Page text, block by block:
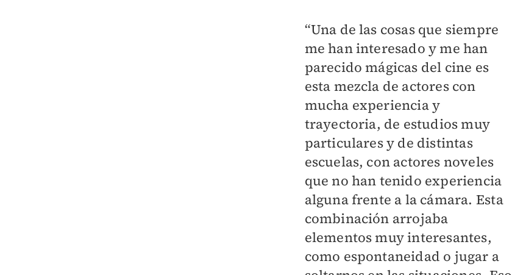
“Una de las cosas que siempre
me han interesado y me han
parecido mágicas del cine es
esta mezcla de actores con
mucha experiencia y
trayectoria, de estudios muy
particulares y de distintas
escuelas, con actores noveles
que no han tenido experiencia
alguna frente a la cámara. Esta
combinación arrojaba
elementos muy interesantes,
como espontaneidad o jugar a